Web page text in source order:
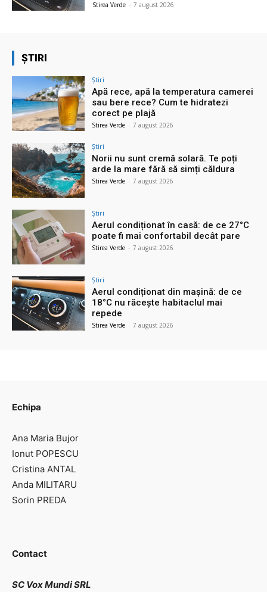
Stirea Verde - 7 august 2026
ȘTIRI
Știri
Apă rece, apă la temperatura camerei
sau bere rece? Cum te hidratezi
corect pe plajă
Stirea Verde - 7 august 2026
Știri
Norii nu sunt cremă solară. Te poți
arde la mare fără să simți căldura
Stirea Verde - 7 august 2026
Știri
Aerul condiționat în casă: de ce 27°C
poate fi mai confortabil decât pare
Stirea Verde - 7 august 2026
Știri
Aerul condiționat din mașină: de ce
18°C nu răcește habitaclul mai
repede
Stirea Verde - 7 august 2026
Echipa
Ana Maria Bujor
Ionut POPESCU
Cristina ANTAL
Anda MILITARU
Sorin PREDA
Contact
SC Vox Mundi SRL